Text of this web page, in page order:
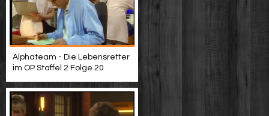
Alphateam - Die Lebensretter
im OP Staffel 2 Folge 20